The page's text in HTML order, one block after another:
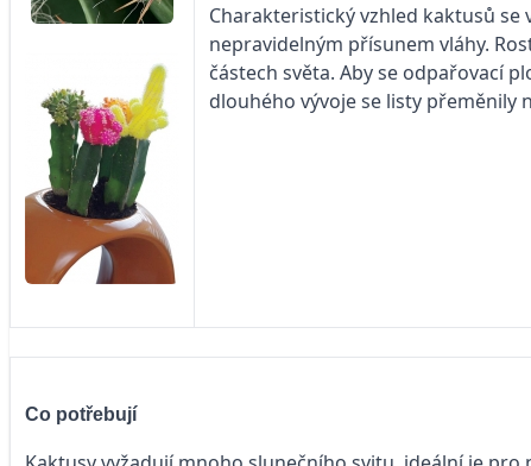
Charakteristický vzhled kaktusů se
nepravidelným přísunem vláhy.
částech světa. Aby se odpařovací
dlouhého vývoje se listy přeměnily
Co potřebují